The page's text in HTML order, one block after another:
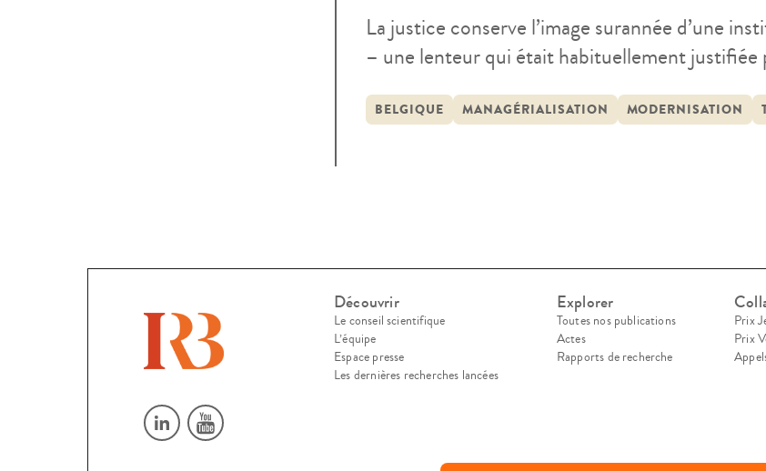
La justice conserve l’image surannée d’une
– une lenteur qui était habituellement justifiée
nécessaire à la maturation des décisions. En
BELGIQUE MANAGÉRIALISATION MODERNISATION
Découvrir
Le conseil scientifique
L’équipe
Espace presse
Les dernières recherches lancées
Explorer
Toutes nos publications
Actes
Rapports de recherche
Prix
Prix